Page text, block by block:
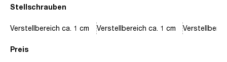
Stellschrauben
Preis
Verstellbereich ca. 1 cm Verstellbereich ca. 1 cm